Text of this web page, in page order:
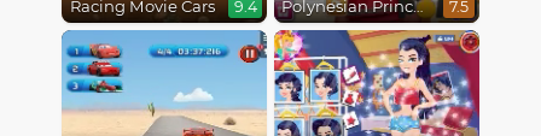
Racing Movie Cars 9.4 Polynesian Princess Real Haircuts 7.5